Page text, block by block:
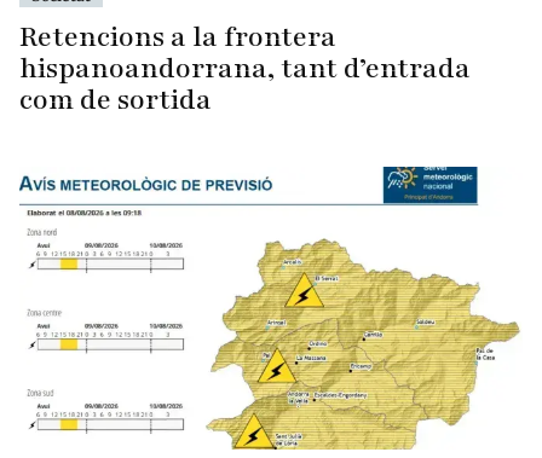
Retencions a la frontera
hispanoandorrana, tant d’entrada
com de sortida